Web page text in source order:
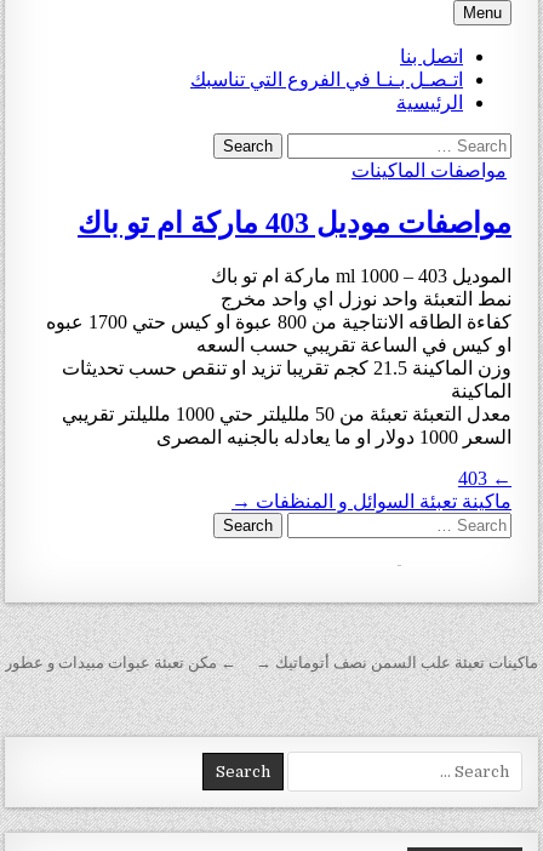
تصفّح المقالات ← مكن تعبئة عبوات مبيدات و عطور ماكينات تعبئة علب السمن نصف أتوماتيك →
Search for: